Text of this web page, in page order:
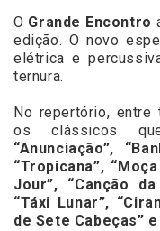
O Grande Encontro
edição. O novo
elétrica e
ternura.
No repertório,
os clássicos
“Anunciação”,
“Tropicana”,
Jour”, “Canção
“Táxi Lunar”,
de Sete Cabeças”